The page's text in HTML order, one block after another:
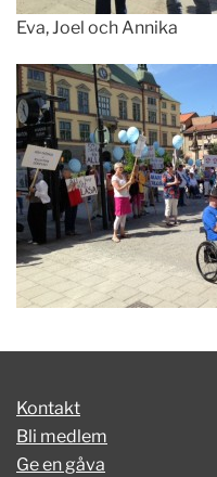
Eva, Joel och Annika
Kontakt
Bli medlem
Ge en gåva